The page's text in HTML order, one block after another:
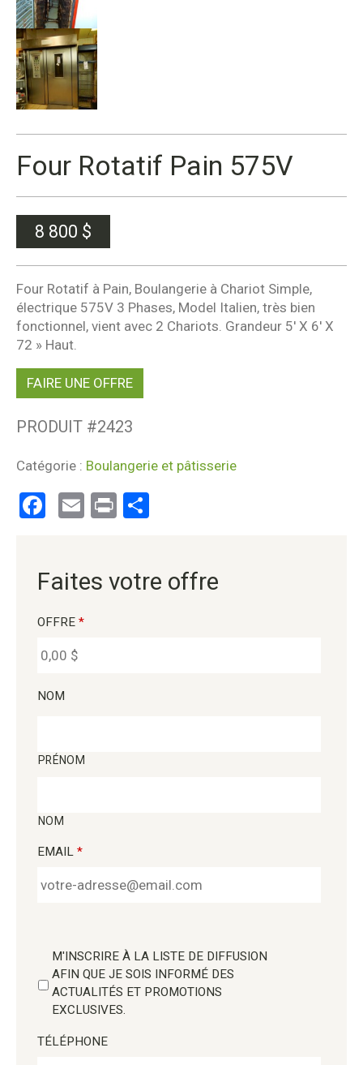
Four Rotatif Pain 575V
8 800 $
Four Rotatif à Pain, Boulangerie à Chariot Simple,
électrique 575V 3 Phases, Model Italien, très bien
fonctionnel, vient avec 2 Chariots. Grandeur 5′ X 6′ X
72 » Haut.
FAIRE UNE OFFRE
PRODUIT #2423
Catégorie : Boulangerie et pâtisserie
Facebook
EmailPrint
Faites votre offre
OFFRE *
NOM
PRÉNOM
NOM
EMAIL *
M'INSCRIRE À LA LISTE DE DIFFUSION
AFIN QUE JE SOIS INFORMÉ DES
ACTUALITÉS ET PROMOTIONS
EXCLUSIVES.
TÉLÉPHONE